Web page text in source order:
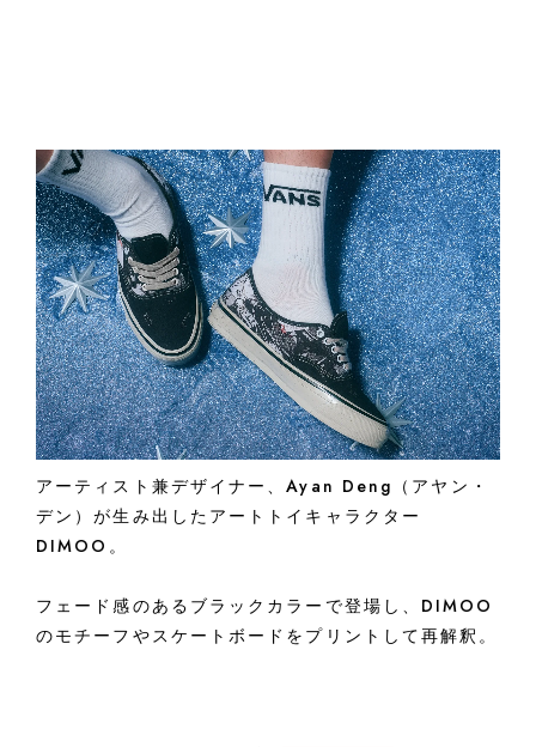
アーティスト兼デザイナー、Ayan Deng（アヤン・
デン）が生み出したアートトイキャラクター
DIMOO。
フェード感のあるブラックカラーで登場し、DIMOO
のモチーフやスケートボードをプリントして再解釈。